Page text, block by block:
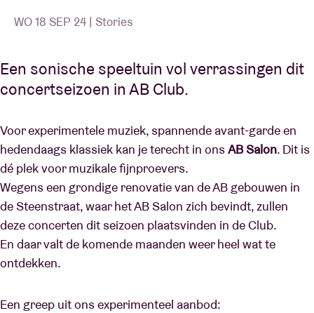
WO 18 SEP 24 | Stories
Een sonische speeltuin vol verrassingen dit
concertseizoen in AB Club.
Voor experimentele muziek, spannende avant-garde en
hedendaags klassiek kan je terecht in onsAB Salon. Dit is
dé plek voor muzikale fijnproevers.
Wegens een grondige renovatie van de AB gebouwen in
de Steenstraat, waar het AB Salon zich bevindt, zullen
deze concerten dit seizoen plaatsvinden in de Club.
En daar valt de komende maanden weer heel wat te
ontdekken.
Een greep uit ons experimenteel aanbod: